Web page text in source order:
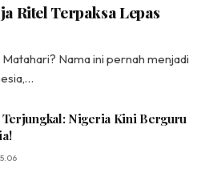
Ritel Terpaksa Lepas
Nama ini pernah menjadi
Terjungkal: Nigeria Kini Berguru